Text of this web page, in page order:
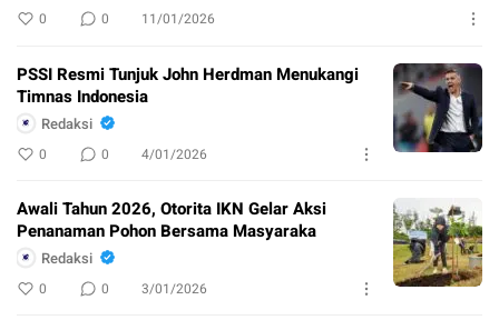
0 0 11/01/2026
PSSI Resmi Tunjuk John Herdman Menukangi
Timnas Indonesia
Redaksi
0 0 4/01/2026
Awali Tahun 2026, Otorita IKN Gelar Aksi
Penanaman Pohon Bersama Masyaraka
Redaksi
0 0 3/01/2026